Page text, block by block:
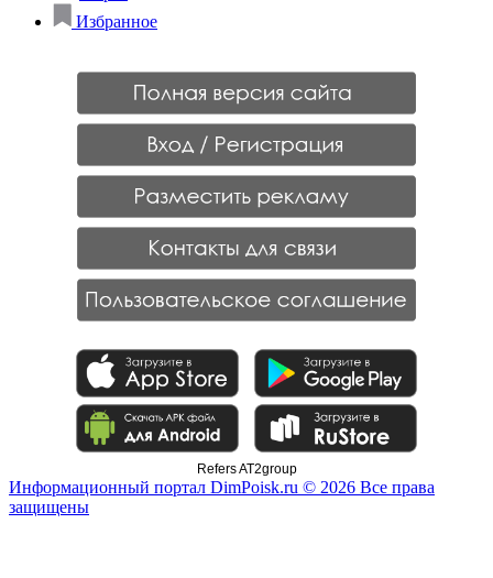
Избранное
Refers AT2group
Информационный портал DimPoisk.ru © 2026 Все права
защищены